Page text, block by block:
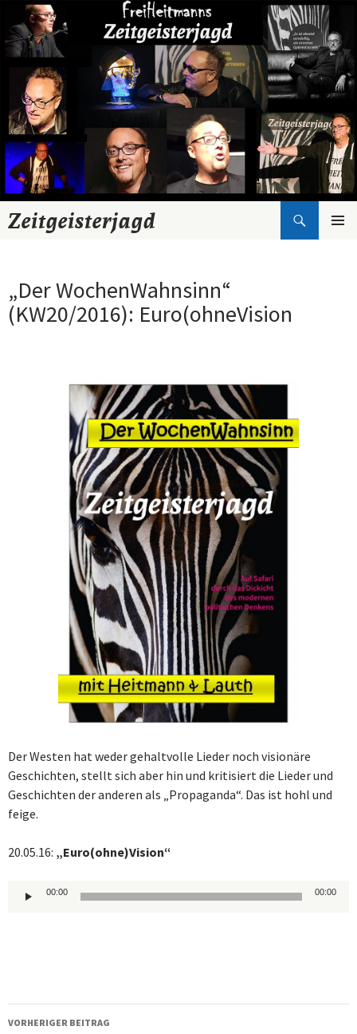
Zeitgeisterjagd
Suchen
Zum
„Der WochenWahnsinn“
(KW20/2016): Euro(ohneVision
Der Westen hat weder gehaltvolle Lieder noch visionäre
Geschichten, stellt sich aber hin und kritisiert die Lieder und
Geschichten der anderen als „Propaganda“. Das ist hohl und
feige.
20.05.16: „Euro(ohne)Vision“
Audio-
00:00 00:00
Beitragsnavigation
VORHERIGER BEITRAG